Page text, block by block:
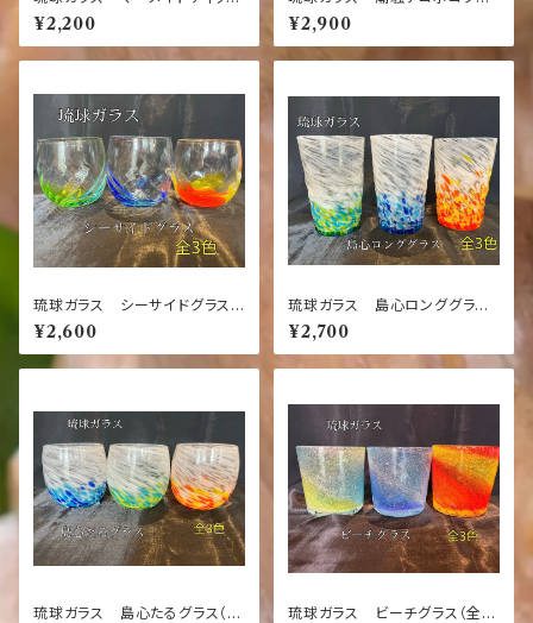
ュ（全3色）青・緑・オレンジ【沖
縄】【ガラス】【お土産】【インテリ
ア】【お酒】【ギフト】【ブルー・グリ
¥2,200
ス（全3色）【沖縄】【ガラス】【グラ
ス】【お土産】【インテリア】【お
酒】【ギフト】【ブルー】【グリーン】
¥2,900
琉球ガラス シーサイドグラス
（全3色）【沖縄】【ガラス】【グラ
ス】【お土産】【インテリア】【お
酒】【ギフト】【オレンジ】【ブルー】
¥2,600
琉球ガラス 島心ロンググラス
（全3色）【沖縄】【ガラス】【グラ
ス】【お土産】【インテリア】【お
酒】【ギフト】【ブルー】【グリーン】
¥2,700
琉球ガラス 島心たるグラス（全
琉球ガラス ビーチグラス（全3